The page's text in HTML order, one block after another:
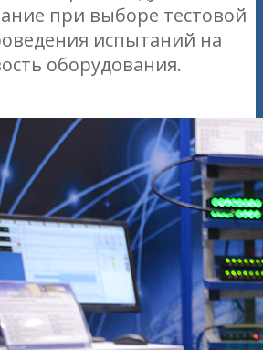
при выборе тестовой
испытаний на
оборудования.